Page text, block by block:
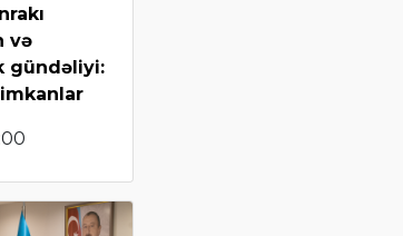
və
gündəliyi:
imkanlar